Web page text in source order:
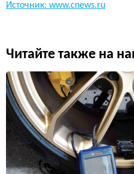
Источник: www.cnews.ru
Читайте также на